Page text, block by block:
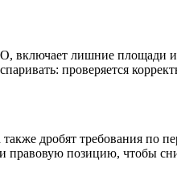
включает лишние площади
проверяется
дробят требования по
правовую позицию, чтобы